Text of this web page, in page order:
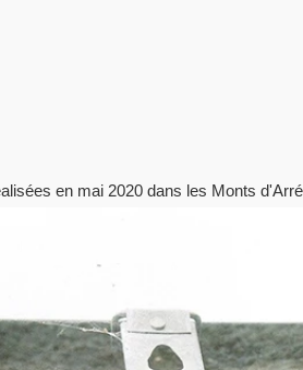
en mai 2020 dans les Monts